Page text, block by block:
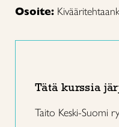
Osoite:
Tätä kurssia
Taito Keski-Suomi